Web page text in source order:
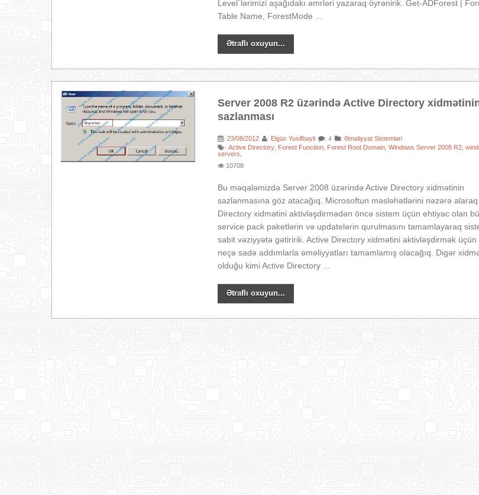
Level`lərimizi aşağıdakı əmrləri yazaraq öyrənirik. Get-ADForest |
Table Name, ForestMode ...
Ətraflı oxuyun...
Server 2008 R2 üzərində Active Directory
sazlanması
:23/08/2012 : Elgüc Yusifbəyli : 4 :Əməliyyat Sistemləri
:Active Directory Forest Function Forest Root Domain ,Windows Server 2008 R2 ,
servers
10708
Bu məqaləmizdə Server 2008 üzərində Active Directory xidmətinin
sazlanmasına göz atacağıq. Microsoftun məsləhətlərini nəzərə alaraq
Directory xidmətini aktivləşdirmədən öncə sistem üçün ehtiyac olan
service pack paketlərin və updatelərin qurulmasını tamamlayaraq
sabit vəziyyətə gətiririk. Active Directory xidmətini aktivləşdirmək üçün
neçə sadə addımlarla əməliyyatları tamamlamış olacağıq. Digər
olduğu kimi Active Directory ...
Ətraflı oxuyun...